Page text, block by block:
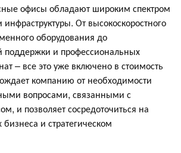
офисы обладают широким спектром
инфраструктуры. От высокоскоростного
оборудования до
поддержки и профессиональных
– все это уже включено в стоимость
компанию от необходимости
вопросами, связанными с
и позволяет сосредоточиться на
и стратегическом